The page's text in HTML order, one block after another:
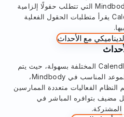
أول حجز حتى على مواقع Mindbody التي تتطلب حقولًا إلزامية
محددة، لأن CalendarConnect يقرأ متطلبات الحقول الفعلية
يمكنك إدارة أنواع فعاليات Calendly المختلفة بسهولة، حيث يتم
ربط كل فعالية تلقائيًا بنوع الموعد المناسب في Mindbody،
الفعاليات متعددة الممارسين
مضيف بتوافره المباشر في